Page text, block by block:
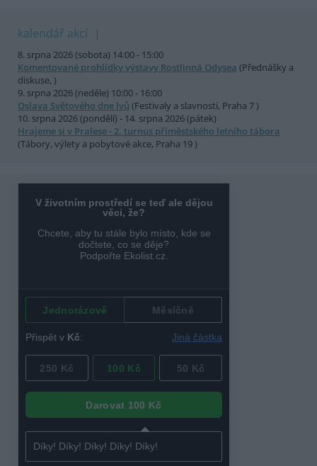
kalendář akcí
8. srpna 2026 (sobota) 14:00 - 15:00
Komentované prohlídky výstavy Rostlinná Odysea (Přednášky a
diskuse, )
9. srpna 2026 (neděle) 10:00 - 16:00
Oslava Světového dne lvů (Festivaly a slavnosti, Praha 7 )
10. srpna 2026 (pondělí) - 14. srpna 2026 (pátek)
Hrajeme si v Pralese - 2. turnus příměstského letního tábora
(Tábory, výlety a pobytové akce, Praha 19 )